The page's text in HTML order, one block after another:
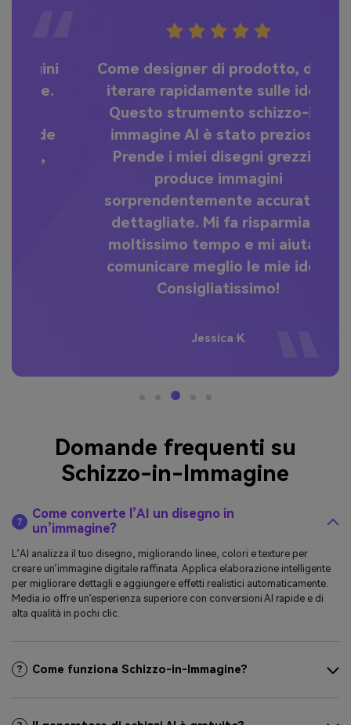
Come designer di prodotto, devo
iterare rapidamente sulle idee.
Questo strumento schizzo-in-
immagine AI è stato prezioso.
Prende i miei disegni grezzi e
produce immagini
sorprendentemente accurate e
dettagliate. Mi fa risparmiare
moltissimo tempo e mi aiuta a
comunicare meglio le mie idee.
Consigliatissimo!
Jessica K
Domande frequenti su
Schizzo-in-Immagine
Come converte l’AI un disegno in
un’immagine?
L’AI analizza il tuo disegno, migliorando linee, colori e texture per
creare un’immagine digitale raffinata. Applica elaborazione intelligente
per migliorare dettagli e aggiungere effetti realistici automaticamente.
Media.io offre un’esperienza superiore con conversioni AI rapide e di
alta qualità in pochi clic.
Come funziona Schizzo-in-Immagine?